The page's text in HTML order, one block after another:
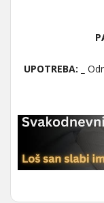
UPOTREBA: _